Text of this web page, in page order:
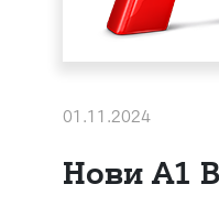
01.11.2024
Нови А1